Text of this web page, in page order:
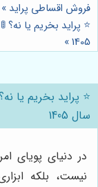
فروش اقساطی پراید »
⭐️ پراید بخریم یا
1405
»
⭐️ پراید بخریم یا
سال 1405
در دنیای پویای
نیست، بلکه